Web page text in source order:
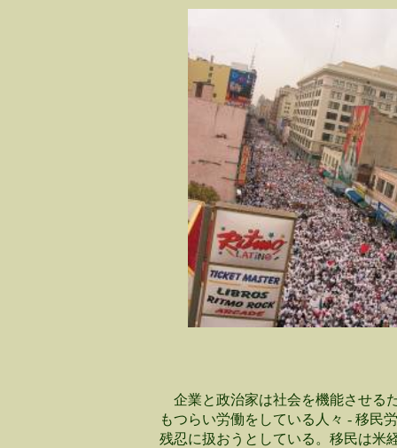
企業と政治家は社会を機能させる
もつらい労働をしている人々 - 移民
残忍に扱おうとしている。移民は米